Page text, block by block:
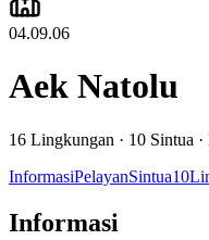
04.09.06
Aek Natolu
16 Lingkungan · 10 Sintua ·
InformasiPelayanSintua10
Informasi